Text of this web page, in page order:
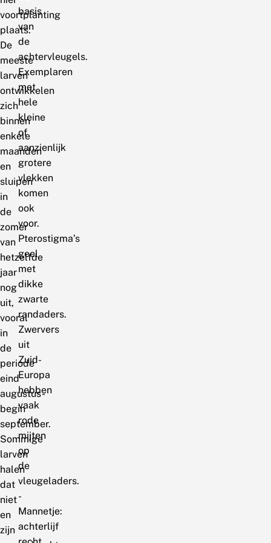
voortplanting
plaats.
De
meeste
larven
ontwikkelen
zich
binnen
enkele
maanden
en
sluipen
in
de
zomer
van
hetzelfde
jaar
nog
uit,
vooral
in
de
periode
eind
augustus-
begin
september.
Sommige
larven
halen
dat
niet
en
zijn
basis
van
de
achtervleugels.
Exemplaren
met
hele
kleine
of
aanzienlijk
grotere
vlekken
komen
ook
voor.
Pterostigma’s
geel
met
dikke
zwarte
randaders.
Zwervers
uit
Zuid-
Europa
hebben
vaak
rode
mijten
op
de
vleugeladers.
-
Mannetje:
achterlijf